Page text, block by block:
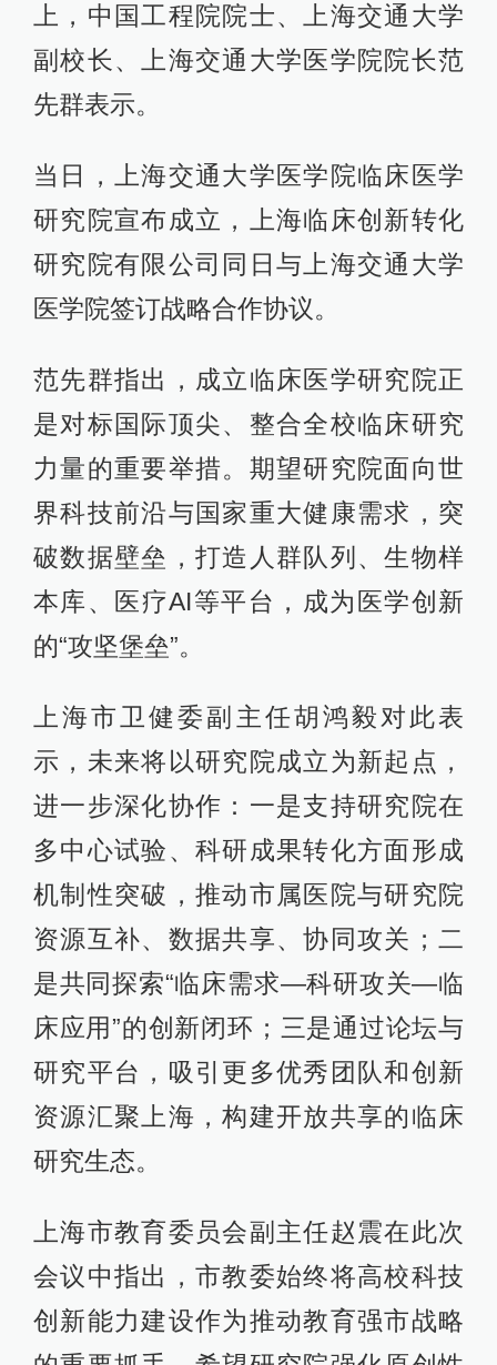
上，中国工程院院士、上海交通大学
副校长、上海交通大学医学院院长范
先群表示。
当日，上海交通大学医学院临床医学
研究院宣布成立，上海临床创新转化
研究院有限公司同日与上海交通大学
医学院签订战略合作协议。
范先群指出，成立临床医学研究院正
是对标国际顶尖、整合全校临床研究
力量的重要举措。期望研究院面向世
界科技前沿与国家重大健康需求，突
破数据壁垒，打造人群队列、生物样
本库、医疗AI等平台，成为医学创新
的“攻坚堡垒”。
上海市卫健委副主任胡鸿毅对此表
示，未来将以研究院成立为新起点，
进一步深化协作：一是支持研究院在
多中心试验、科研成果转化方面形成
机制性突破，推动市属医院与研究院
资源互补、数据共享、协同攻关；二
是共同探索“临床需求—科研攻关—临
床应用”的创新闭环；三是通过论坛与
研究平台，吸引更多优秀团队和创新
资源汇聚上海，构建开放共享的临床
研究生态。
上海市教育委员会副主任赵震在此次
会议中指出，市教委始终将高校科技
创新能力建设作为推动教育强市战略